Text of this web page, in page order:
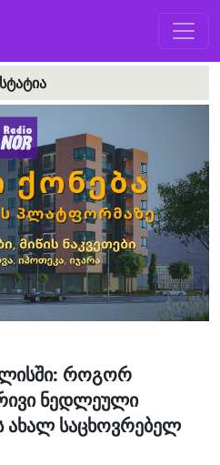
როგორ
ნედლეული
ახალ საცხოვრებელ